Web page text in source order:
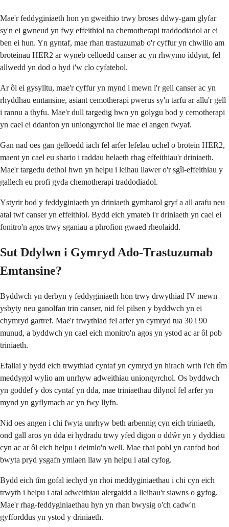
Mae'r feddyginiaeth hon yn gweithio trwy broses ddwy-gam glyfar
sy'n ei gwneud yn fwy effeithiol na chemotherapi traddodiadol ar ei
ben ei hun. Yn gyntaf, mae rhan trastuzumab o'r cyffur yn chwilio am
broteinau HER2 ar wyneb celloedd canser ac yn rhwymo iddynt, fel
allwedd yn dod o hyd i'w clo cyfatebol.
Ar ôl ei gysylltu, mae'r cyffur yn mynd i mewn i'r gell canser ac yn
rhyddhau emtansine, asiant cemotherapi pwerus sy'n tarfu ar allu'r gell
i rannu a thyfu. Mae'r dull targedig hwn yn golygu bod y cemotherapi
yn cael ei ddanfon yn uniongyrchol lle mae ei angen fwyaf.
Gan nad oes gan gelloedd iach fel arfer lefelau uchel o brotein HER2,
maent yn cael eu sbario i raddau helaeth rhag effeithiau'r driniaeth.
Mae'r targedu dethol hwn yn helpu i leihau llawer o'r sgîl-effeithiau y
gallech eu profi gyda chemotherapi traddodiadol.
Ystyrir bod y feddyginiaeth yn driniaeth gymharol gryf a all arafu neu
atal twf canser yn effeithiol. Bydd eich ymateb i'r driniaeth yn cael ei
fonitro'n agos trwy sganiau a phrofion gwaed rheolaidd.
Sut Ddylwn i Gymryd Ado-Trastuzumab
Emtansine?
Byddwch yn derbyn y feddyginiaeth hon trwy drwythiad IV mewn
ysbyty neu ganolfan trin canser, nid fel pilsen y byddwch yn ei
chymryd gartref. Mae'r trwythiad fel arfer yn cymryd tua 30 i 90
munud, a byddwch yn cael eich monitro'n agos yn ystod ac ar ôl pob
triniaeth.
Efallai y bydd eich trwythiad cyntaf yn cymryd yn hirach wrth i'ch tîm
meddygol wylio am unrhyw adweithiau uniongyrchol. Os byddwch
yn goddef y dos cyntaf yn dda, mae triniaethau dilynol fel arfer yn
mynd yn gyflymach ac yn fwy llyfn.
Nid oes angen i chi fwyta unrhyw beth arbennig cyn eich triniaeth,
ond gall aros yn dda ei hydradu trwy yfed digon o ddŵr yn y dyddiau
cyn ac ar ôl eich helpu i deimlo'n well. Mae rhai pobl yn canfod bod
bwyta pryd ysgafn ymlaen llaw yn helpu i atal cyfog.
Bydd eich tîm gofal iechyd yn rhoi meddyginiaethau i chi cyn eich
trwyth i helpu i atal adweithiau alergaidd a lleihau'r siawns o gyfog.
Mae'r rhag-feddyginiaethau hyn yn rhan bwysig o'ch cadw'n
gyfforddus yn ystod y driniaeth.